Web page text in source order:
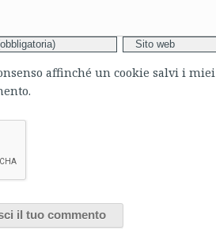
affinché un cookie salvi i